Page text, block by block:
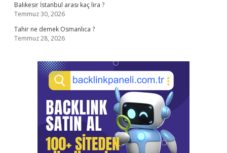
Balıkesir İstanbul arası kaç lira ?
Temmuz 30, 2026
Tahir ne demek Osmanlıca ?
Temmuz 28, 2026